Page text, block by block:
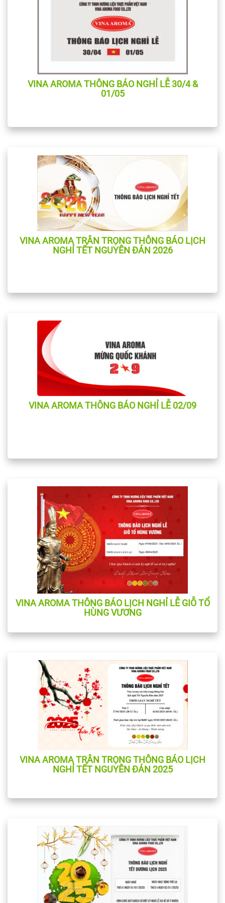
VINA AROMA THÔNG BÁO NGHỈ LỄ 30/4 &
01/05
VINA AROMA TRÂN TRỌNG THÔNG BÁO LỊCH
NGHỈ TẾT NGUYÊN ĐÁN 2026
VINA AROMA THÔNG BÁO NGHỈ LỄ 02/09
VINA AROMA THÔNG BÁO LỊCH NGHỈ LỄ GIỖ TỔ
HÙNG VƯƠNG
VINA AROMA TRÂN TRỌNG THÔNG BÁO LỊCH
NGHỈ TẾT NGUYÊN ĐÁN 2025